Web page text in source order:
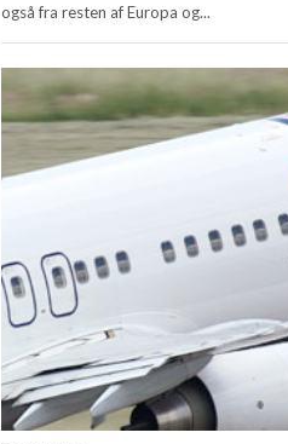
også fra resten af Europa og...